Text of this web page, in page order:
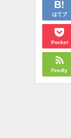
はてブ
Pocket
Feedly